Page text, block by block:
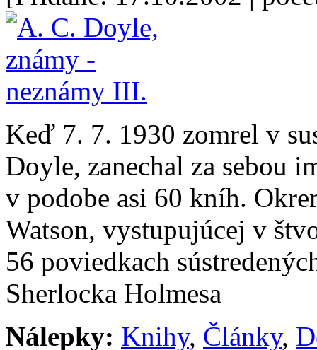
Keď 7. 7. 1930 zomrel v
Doyle, zanechal za sebou
v podobe asi 60 kníh.
Watson, vystupujúcej v
56 poviedkach
Sherlocka Holmesa
Nálepky: Knihy, Články,